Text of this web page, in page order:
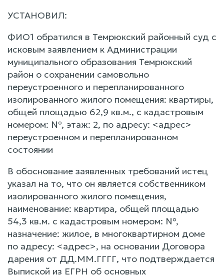
УСТАНОВИЛ:
ФИО1 обратился в Темрюкский районный суд с
исковым заявлением к Администрации
муниципального образования Темрюкский
район о сохранении самовольно
переустроенного и перепланированного
изолированного жилого помещения: квартиры,
общей площадью 62,9 кв.м., с кадастровым
номером: №, этаж: 2, по адресу: <адрес>
переустроенном и перепланированном
состоянии
В обоснование заявленных требований истец
указал на то, что он является собственником
изолированного жилого помещения,
наименование: квартира, общей площадью
54,3 кв.м. с кадастровым номером: №,
назначение: жилое, в многоквартирном доме
по адресу: <адрес>, на основании Договора
дарения от ДД.ММ.ГГГГ, что подтверждается
Выпиской из ЕГРН об основных